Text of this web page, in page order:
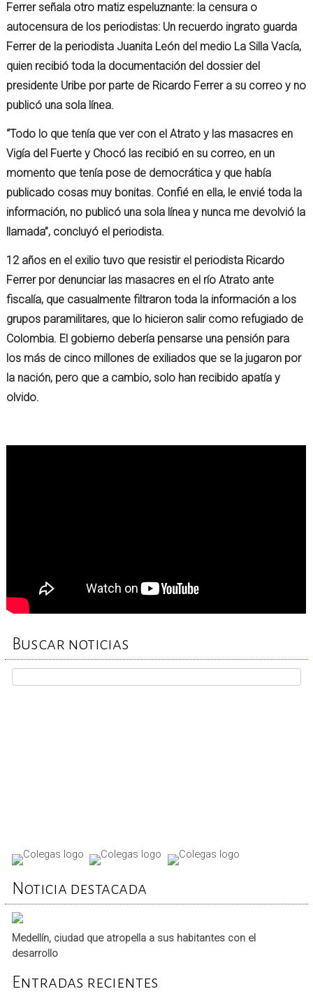
Ferrer señala otro matiz espeluznante: la censura o
autocensura de los periodistas: Un recuerdo ingrato guarda
Ferrer de la periodista Juanita León del medio La Silla Vacía,
quien recibió toda la documentación del dossier del
presidente Uribe por parte de Ricardo Ferrer a su correo y no
publicó una sola línea.
“Todo lo que tenía que ver con el Atrato y las masacres en
Vigía del Fuerte y Chocó las recibió en su correo, en un
momento que tenía pose de democrática y que había
publicado cosas muy bonitas. Confié en ella, le envié toda la
información, no publicó una sola línea y nunca me devolvió la
llamada”, concluyó el periodista.
12 años en el exilio tuvo que resistir el periodista Ricardo
Ferrer por denunciar las masacres en el río Atrato ante
fiscalía, que casualmente filtraron toda la información a los
grupos paramilitares, que lo hicieron salir como refugiado de
Colombia. El gobierno debería pensarse una pensión para
los más de cinco millones de exiliados que se la jugaron por
la nación, pero que a cambio, solo han recibido apatía y
olvido.
Buscar noticias
Noticia destacada
Medellín, ciudad que atropella a sus habitantes con el
desarrollo
Entradas recientes